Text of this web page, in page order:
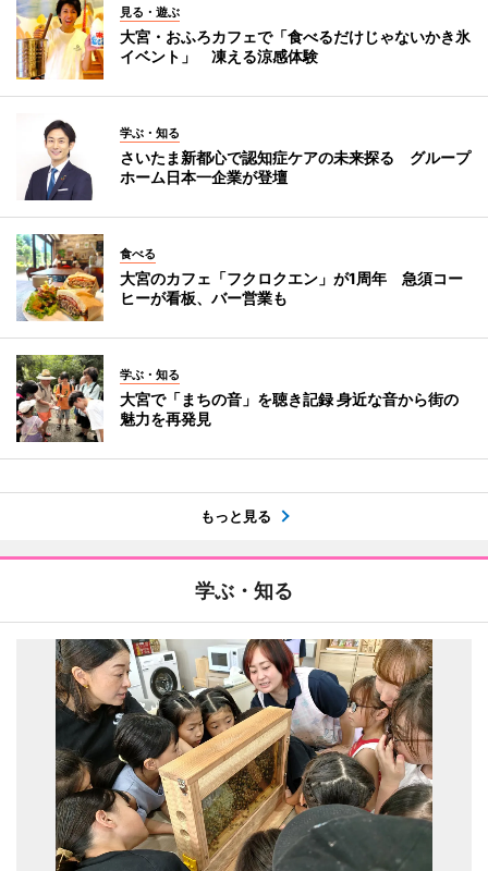
見る・遊ぶ
大宮・おふろカフェで「食べるだけじゃないかき氷
イベント」 凍える涼感体験
学ぶ・知る
さいたま新都心で認知症ケアの未来探る グループ
ホーム日本一企業が登壇
食べる
大宮のカフェ「フクロクエン」が1周年 急須コー
ヒーが看板、バー営業も
学ぶ・知る
大宮で「まちの音」を聴き記録 身近な音から街の
魅力を再発見
もっと見る
学ぶ・知る